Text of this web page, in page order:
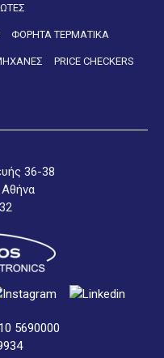
ΦΟΡΗΤΑ ΤΕΡΜΑΤΙΚΑ
PRICE CHECKERS
36-38
Αθήνα
5690000